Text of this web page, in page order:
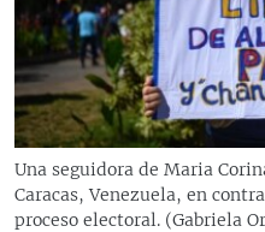
RADIO MARTÍ
ESPECIALES
ESPECIALES
LA REALIDAD DE LA
SER VIEJO EN CUBA
MULTIMEDIA
EDITORIALES
SÍGUENOS
Una seguidora de Maria
Caracas, Venezuela, en
proceso electoral. (Gabriela